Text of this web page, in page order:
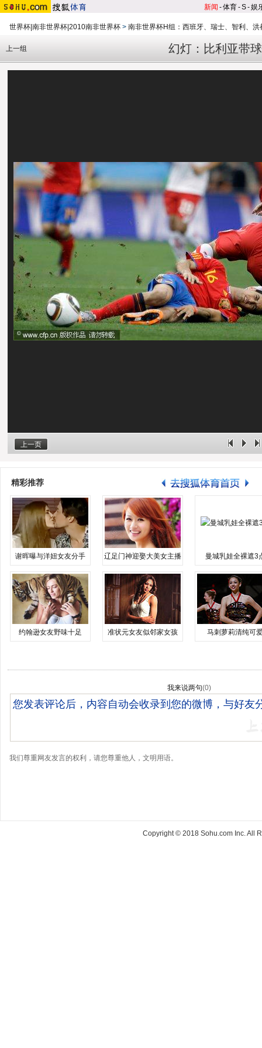
新闻 -体育-S-娱
世界杯|南非世界杯|2010南非世界杯 > 南非世界杯H组：西班牙、瑞士、智利、洪
幻灯：比利亚带
上一组
上一页
精彩推荐
谢晖曝与洋妞女友分手 辽足门神迎娶大美女主播 曼城乳娃全裸遮3
约翰逊女友野味十足 准状元女友似邻家女孩 马刺萝莉清纯可
我来说两句(0)
我们尊重网友发言的权利，请您尊重他人，文明用语。
Copyright © 2018 Sohu.com Inc. All